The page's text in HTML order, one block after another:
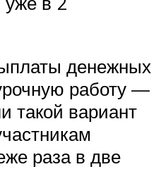
денежных
работу —
такой вариант
раза в две